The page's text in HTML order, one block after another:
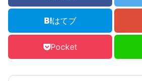
はてブ
Pocket